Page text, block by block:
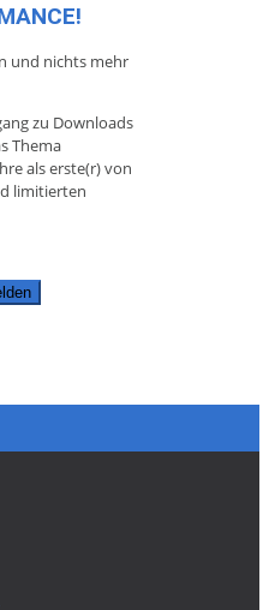
und nichts mehr
zu Downloads
Thema
als erste(r) von
limitierten